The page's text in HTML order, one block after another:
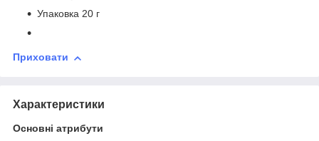
Упаковка 20 г
Приховати
Характеристики
Основні атрибути